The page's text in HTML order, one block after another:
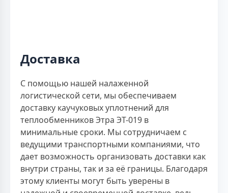
Доставка
С помощью нашей налаженной
логистической сети, мы обеспечиваем
доставку каучуковых уплотнений для
теплообменников Этра ЭТ-019 в
минимальные сроки. Мы сотрудничаем с
ведущими транспортными компаниями, что
дает возможность организовать доставки как
внутри страны, так и за её границы. Благодаря
этому клиенты могут быть уверены в